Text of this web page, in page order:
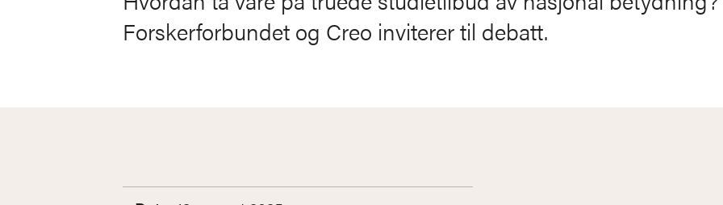
Forskerforbundet og Creo inviterer til debatt.